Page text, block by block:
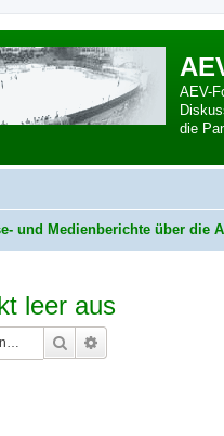
AEV-
die
und Medienberichte über die
leer aus
Suche